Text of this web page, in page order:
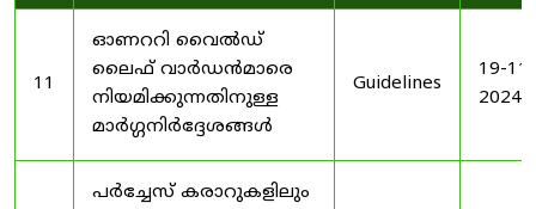
11
ഓണററി വൈൽഡ്
ലൈഫ് വാർഡൻമാരെ
നിയമിക്കുന്നതിനുള്ള
മാർഗ്ഗനിർദ്ദേശങ്ങൾ
Guidelines
19-11-
2024
പർച്ചേസ് കരാറുകളിലും